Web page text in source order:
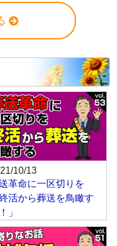
10/13
革命に一区切りを
終活から葬送を鳥瞰す
」